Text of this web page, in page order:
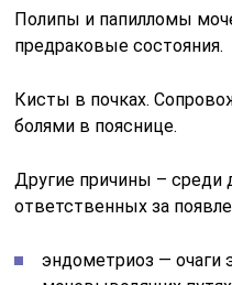
Полипы и папилломы
предраковые состояния.
Кисты в почках.
болями в пояснице.
Другие причины – среди
ответственных за
эндометриоз — очаги